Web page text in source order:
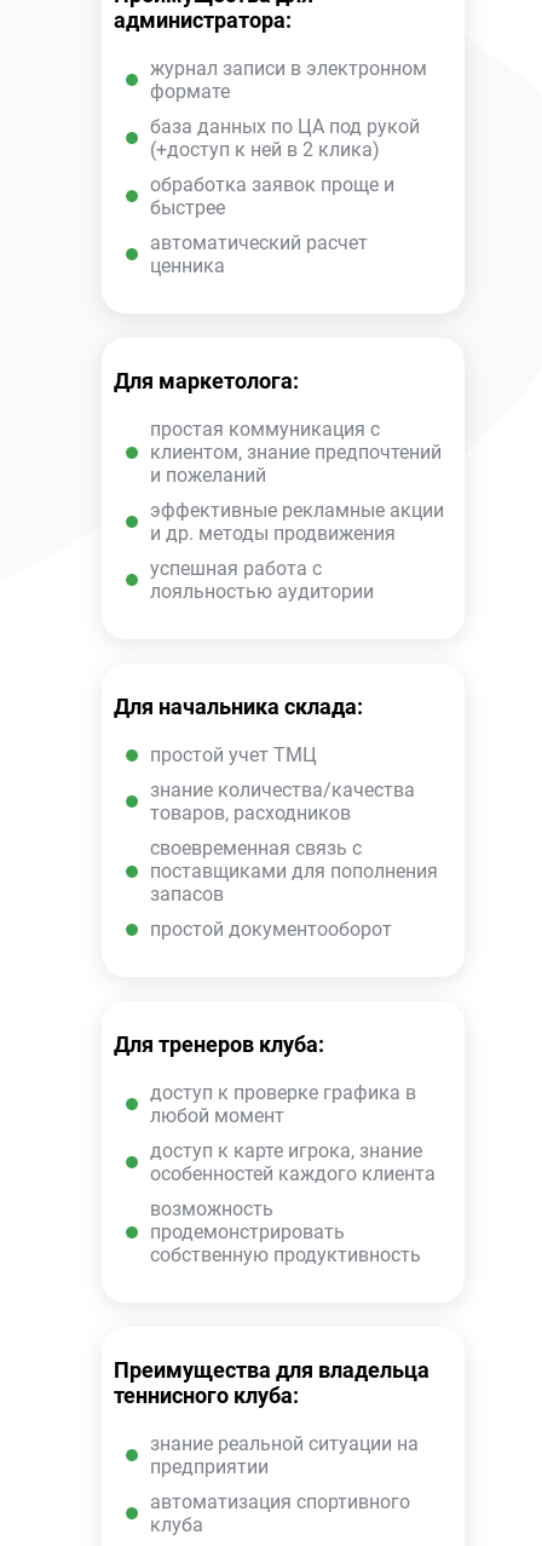
администратора:
журнал записи в электронном
формате
база данных по ЦА под рукой
(+доступ к ней в 2 клика)
обработка заявок проще и
быстрее
автоматический расчет
ценника
Для маркетолога:
простая коммуникация с
клиентом, знание предпочтений
и пожеланий
эффективные рекламные акции
и др. методы продвижения
успешная работа с
лояльностью аудитории
Для начальника склада:
простой учет ТМЦ
знание количества/качества
товаров, расходников
своевременная связь с
поставщиками для пополнения
запасов
простой документооборот
Для тренеров клуба:
доступ к проверке графика в
любой момент
доступ к карте игрока, знание
особенностей каждого клиента
возможность
продемонстрировать
собственную продуктивность
Преимущества для владельца
теннисного клуба:
знание реальной ситуации на
предприятии
автоматизация спортивного
клуба